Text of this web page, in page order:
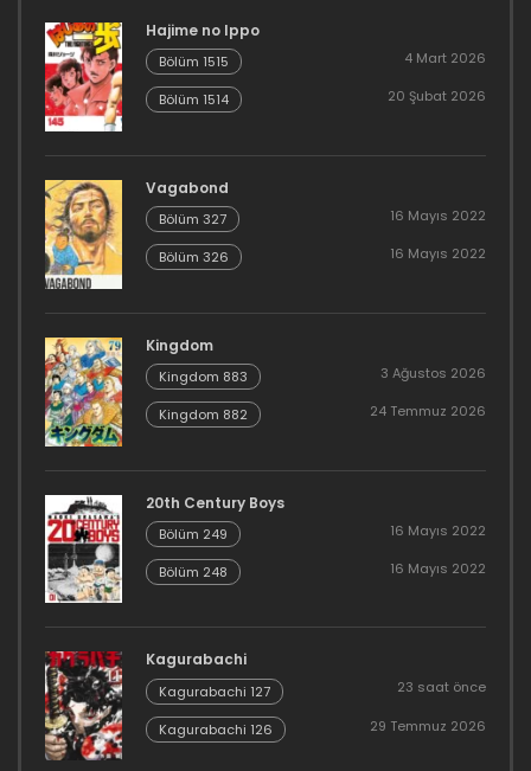
Hajime no Ippo
Bölüm 1515 4 Mart 2026
Bölüm 1514 20 Şubat 2026
Vagabond
Bölüm 327 16 Mayıs 2022
Bölüm 326 16 Mayıs 2022
Kingdom
Kingdom 883 3 Ağustos 2026
Kingdom 882 24 Temmuz 2026
20th Century Boys
Bölüm 249 16 Mayıs 2022
Bölüm 248 16 Mayıs 2022
Kagurabachi
Kagurabachi 127 23 saat önce
Kagurabachi 126 29 Temmuz 2026